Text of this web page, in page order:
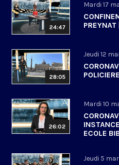
24:47
Mardi 17
PREYNAT
28:05
Jeudi 12
26:02
Mardi 10
ECOLE
Jeudi 5